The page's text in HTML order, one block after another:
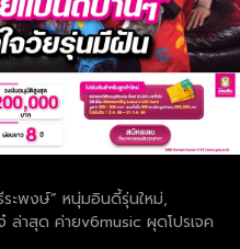
ระพงษ์” หนุ่มอินดี้รุ่นใหม่,
ล่าสุด ค่ายv6music ผุดโปรเจค